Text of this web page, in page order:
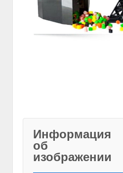
Информация
об
изображении